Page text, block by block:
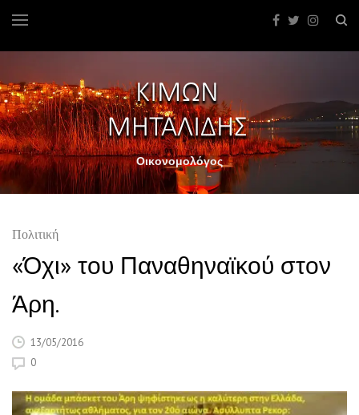
Οικονομολόγος
Πολιτική
«Όχι» του Παναθηναϊκού στον
Άρη.
13/05/2016
0